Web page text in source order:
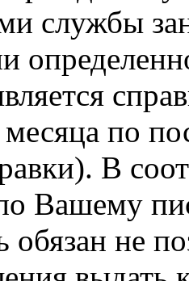
службы
по
В
Вашему
обязан не